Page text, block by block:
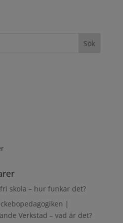
skola – hur funkar det?
|
Verkstad – vad är det?